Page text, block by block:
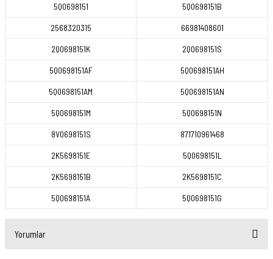
5Q0698151 5Q0698151B
2568320315 66981408601
2Q0698151K 2Q0698151S
5Q0698151AF 5Q0698151AH
5Q0698151AM 5Q0698151AN
5Q0698151M 5Q0698151N
8V0698151S 871710961468
2K5698151E 5Q0698151L
2K5698151B 2K5698151C
5Q0698151A 5Q0698151G
Yorumlar